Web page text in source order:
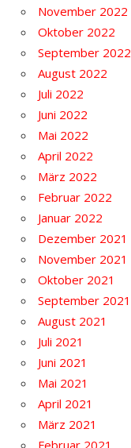
November 2022
Oktober 2022
September 2022
August 2022
Juli 2022
Juni 2022
Mai 2022
April 2022
März 2022
Februar 2022
Januar 2022
Dezember 2021
November 2021
Oktober 2021
September 2021
August 2021
Juli 2021
Juni 2021
Mai 2021
April 2021
März 2021